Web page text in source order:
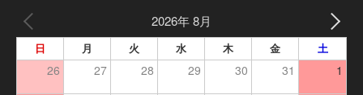
2026年 8月
日 月 火 水 木 金 土
26 27 28 29 30 31 1